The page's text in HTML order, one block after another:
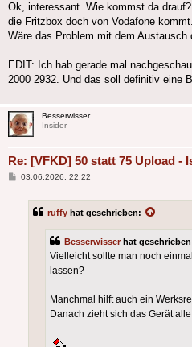
Ok, interessant. Wie kommst da
die Fritzbox doch von Vodafone kommt.
Wäre das Problem mit dem Austausch
EDIT: Ich hab gerade mal
2000 2932. Und das soll definitiv eine
Besserwisser
Insider
Re: [VFKD] 50 statt 75 Upload -
Beitrag
03.06.2026, 22:22
ruffy hat geschrieben:
Besserwisser hat
Vielleicht sollte man noch
lassen?
Manchmal hilft auch ein Werks
Danach zieht sich das Gerät